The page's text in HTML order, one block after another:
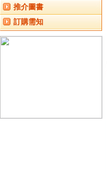
推介圖書
訂購需知